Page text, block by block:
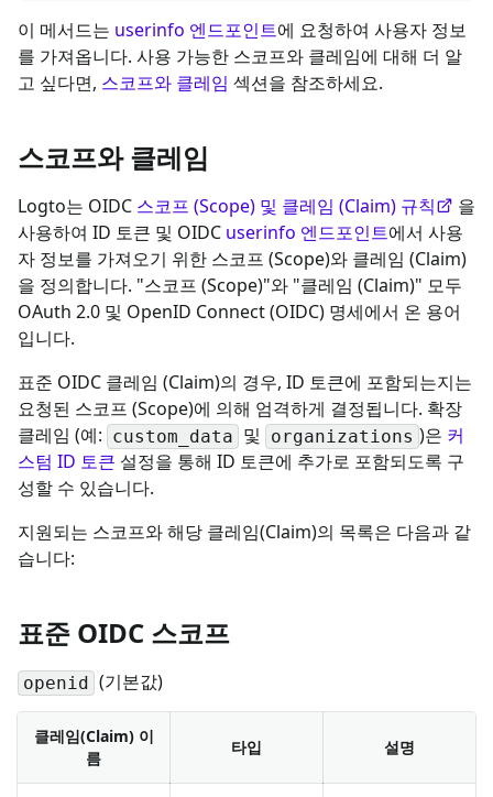
이 메서드는 userinfo 엔드포인트에 요청하여 사용자 정보
를 가져옵니다. 사용 가능한 스코프와 클레임에 대해 더 알
고 싶다면, 스코프와 클레임 섹션을 참조하세요.
스코프와 클레임
Logto는 OIDC 스코프 (Scope) 및 클레임 (Claim) 규칙
을
사용하여 ID 토큰 및 OIDC userinfo 엔드포인트에서 사용
자 정보를 가져오기 위한 스코프 (Scope)와 클레임 (Claim)
을 정의합니다. "스코프 (Scope)"와 "클레임 (Claim)" 모두
OAuth 2.0 및 OpenID Connect (OIDC) 명세에서 온 용어
입니다.
표준 OIDC 클레임 (Claim)의 경우, ID 토큰에 포함되는지는
요청된 스코프 (Scope)에 의해 엄격하게 결정됩니다. 확장
클레임 (예: custom_data 및 organizations )은 커
스텀 ID 토큰 설정을 통해 ID 토큰에 추가로 포함되도록 구
성할 수 있습니다.
지원되는 스코프와 해당 클레임(Claim)의 목록은 다음과 같
습니다:
표준 OIDC 스코프
openid (기본값)
클레임(Claim) 이
름
타입 설명